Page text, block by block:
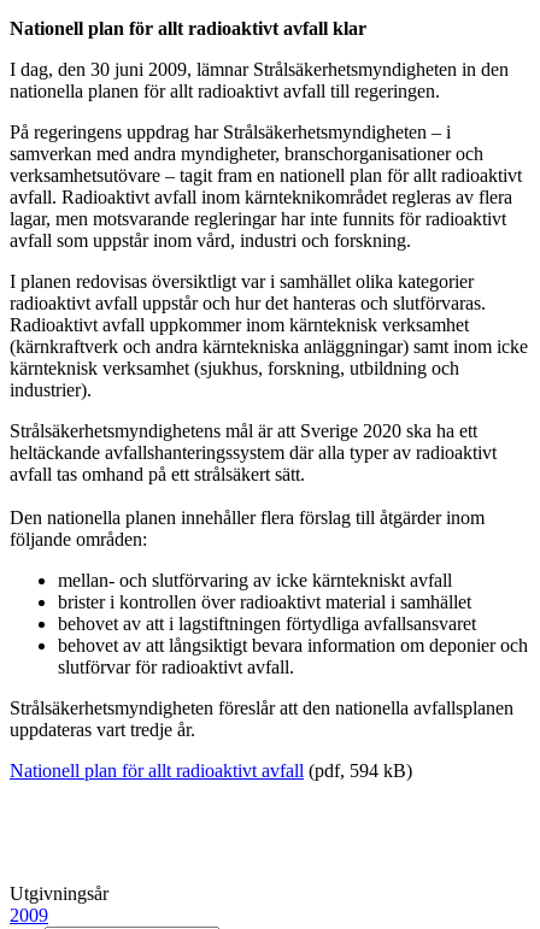
Nationell plan för allt radioaktivt avfall klar
I dag, den 30 juni 2009, lämnar Strålsäkerhetsmyndigheten in den
nationella planen för allt radioaktivt avfall till regeringen.
På regeringens uppdrag har Strålsäkerhetsmyndigheten – i
samverkan med andra myndigheter, branschorganisationer och
verksamhetsutövare – tagit fram en nationell plan för allt radioaktivt
avfall. Radioaktivt avfall inom kärnteknikområdet regleras av flera
lagar, men motsvarande regleringar har inte funnits för radioaktivt
avfall som uppstår inom vård, industri och forskning.
I planen redovisas översiktligt var i samhället olika kategorier
radioaktivt avfall uppstår och hur det hanteras och slutförvaras.
Radioaktivt avfall uppkommer inom kärnteknisk verksamhet
(kärnkraftverk och andra kärntekniska anläggningar) samt inom icke
kärnteknisk verksamhet (sjukhus, forskning, utbildning och
industrier).
Strålsäkerhetsmyndighetens mål är att Sverige 2020 ska ha ett
heltäckande avfallshanteringssystem där alla typer av radioaktivt
avfall tas omhand på ett strålsäkert sätt.
Den nationella planen innehåller flera förslag till åtgärder inom
följande områden:
mellan- och slutförvaring av icke kärntekniskt avfall
brister i kontrollen över radioaktivt material i samhället
behovet av att i lagstiftningen förtydliga avfallsansvaret
behovet av att långsiktigt bevara information om deponier och
slutförvar för radioaktivt avfall.
Strålsäkerhetsmyndigheten föreslår att den nationella avfallsplanen
uppdateras vart tredje år.
Nationell plan för allt radioaktivt avfall (pdf, 594 kB)
Utgivningsår
2009